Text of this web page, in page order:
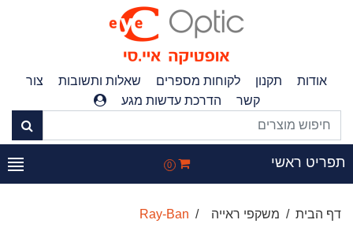
אודות תקנון לקוחות מספרים שאלות ותשובות
צור
קשר
הדרכת עדשות מגע
ראשי 0
דף הבית משקפי ראייה Ray-Ban